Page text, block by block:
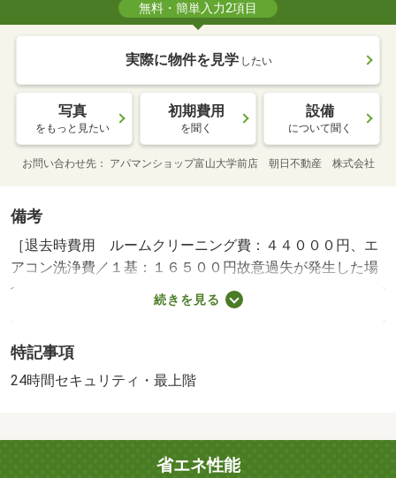
無料・簡単入力2項目
実際に物件を見学 したい
写真
をもっと見たい
初期費用
を聞く
設備
について聞く
お問い合わせ先 アパマンショップ富山大学前店 朝日不動産 株式会社
備考
［退去時費用 ルームクリーニング費：４４０００円、エ
アコン洗浄費／１基：１６５００円故意過失が発生した場
合、別途請求あり※故意・過失等別途実費］ ★中古家電
プレゼント★家賃＋１０００円／月（洗濯機・電子レン
０円／２年 ＮＯ：９７７０３３５３・賃貸保証等：加入
要（初回：２４０００円、更新１万円／年、月５５０
ントキャンペーン中！リフォーム済み！ロフト付きなので
お部屋がすっきり広く利用できます♪♪バス・トイレ別の快
続きを見る
特記事項
24時間セキュリティ・最上階
省エネ性能